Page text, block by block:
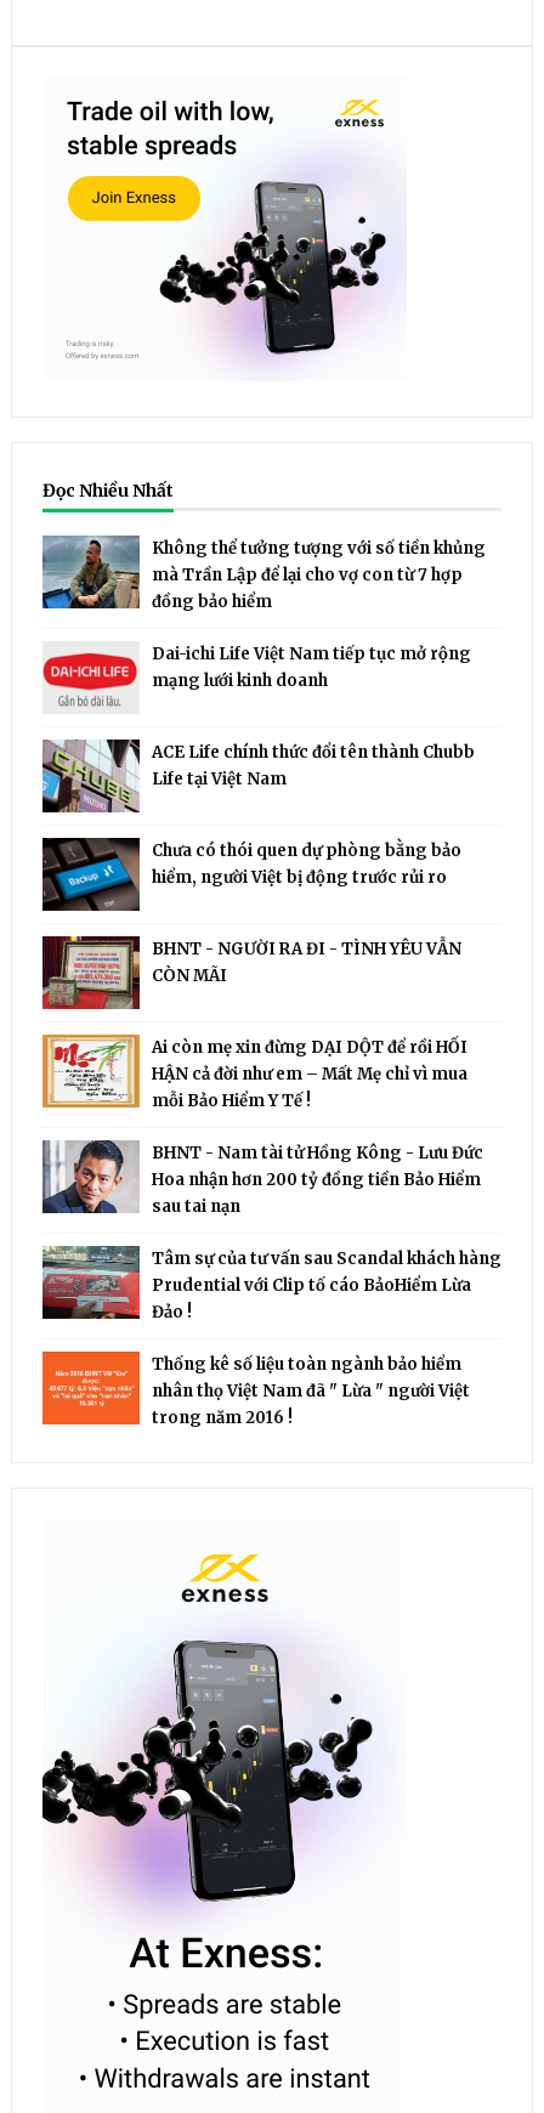
Đọc Nhiều Nhất
Không thể tưởng tượng với số tiền khủng
mà Trần Lập để lại cho vợ con từ 7 hợp
đồng bảo hiểm
Dai-ichi Life Việt Nam tiếp tục mở rộng
mạng lưới kinh doanh
ACE Life chính thức đổi tên thành Chubb
Life tại Việt Nam
Chưa có thói quen dự phòng bằng bảo
hiểm, người Việt bị động trước rủi ro
BHNT - NGƯỜI RA ĐI - TÌNH YÊU VẪN
CÒN MÃI
Ai còn mẹ xin đừng DẠI DỘT để rồi HỐI
HẬN cả đời như em – Mất Mẹ chỉ vì mua
mỗi Bảo Hiểm Y Tế !
BHNT - Nam tài tử Hồng Kông - Lưu Đức
Hoa nhận hơn 200 tỷ đồng tiền Bảo Hiểm
sau tai nạn
Tâm sự của tư vấn sau Scandal khách hàng
Prudential với Clip tố cáo BảoHiểm Lừa
Đảo !
Thống kê số liệu toàn ngành bảo hiểm
nhân thọ Việt Nam đã " Lừa " người Việt
trong năm 2016 !